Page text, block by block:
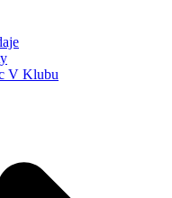
V Klubu